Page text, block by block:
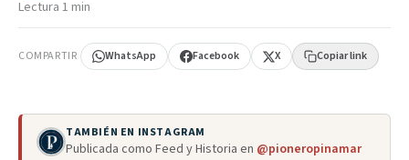
Lectura 1 min
COMPARTIR WhatsApp Facebook X Copiar link
TAMBIÉN EN INSTAGRAM
Publicada como Feed y Historia en @pioneropinamar